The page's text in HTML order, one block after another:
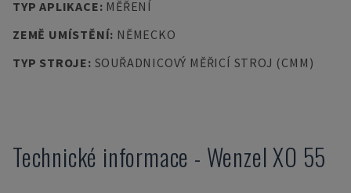
TYP APLIKACE: MĚŘENÍ
ZEMĚ UMÍSTĚNÍ: NĚMECKO
TYP STROJE: SOUŘADNICOVÝ MĚŘICÍ STROJ (CMM)
Technické informace - WenzelXO 55